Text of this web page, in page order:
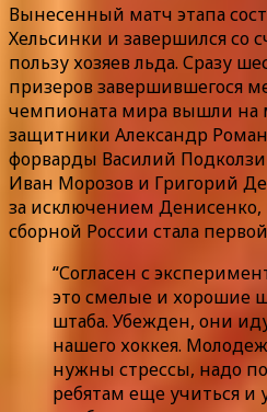
Вынесенный матч этапа
Хельсинки и завершился со
пользу хозяев льда. Сразу
призеров завершившегося
чемпионата мира вышли на
защитники Александр
форварды Василий
Иван Морозов и Григорий
за исключением Денисенко,
сборной России стала
“Согласен с
это смелые и хорошие
штаба. Убежден, они
нашего хоккея.
нужны стрессы, надо
ребятам еще учиться и